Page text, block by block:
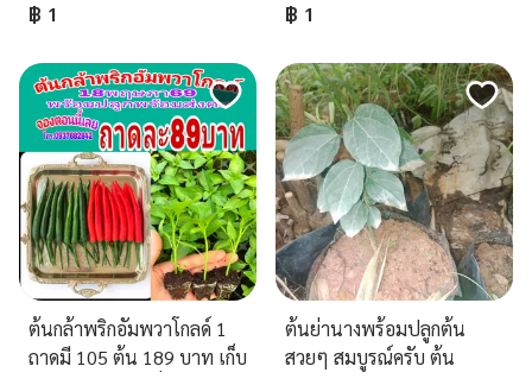
฿ 1 ฿ 1
ต้นกล้าพริกอัมพวาโกลด์ 1
ถาดมี 105 ต้น 189 บาท เก็บ
ต้นย่านางพร้อมปลูกต้น
สวยๆ สมบูรณ์ครับ ต้น